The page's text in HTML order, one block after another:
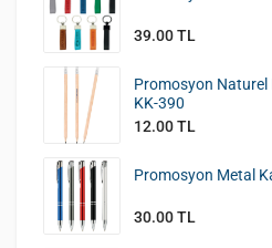
39.00 TL
Promosyon Naturel
KK-390
12.00 TL
Promosyon Metal
30.00 TL